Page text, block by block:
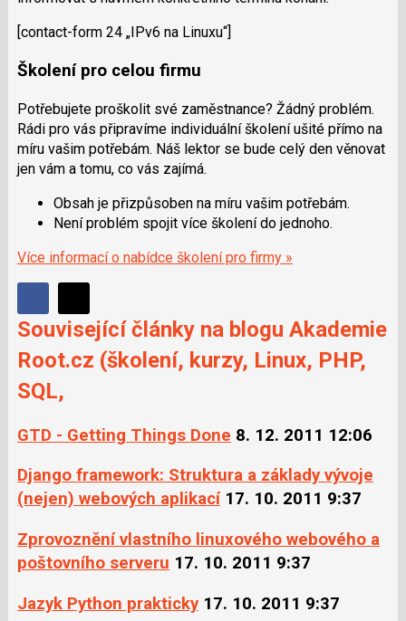
[contact-form 24 „IPv6 na Linuxu“]
Školení pro celou firmu
Potřebujete proškolit své zaměstnance? Žádný problém.
Rádi pro vás připravíme individuální školení ušité přímo na
míru vašim potřebám. Náš lektor se bude celý den věnovat
jen vám a tomu, co vás zajímá.
Obsah je přizpůsoben na míru vašim potřebám.
Není problém spojit více školení do jednoho.
Více informací o nabídce školení pro firmy »
Sdílet
Sdílejte
na
Facebooku
Sdílejte
na
síti
Související články na blogu Akademie
Root.cz (školení, kurzy, Linux, PHP,
SQL,
GTD - Getting Things Done 8. 12. 2011 12:06
Django framework: Struktura a základy vývoje
(nejen) webových aplikací 17. 10. 2011 9:37
Zprovoznění vlastního linuxového webového a
poštovního serveru 17. 10. 2011 9:37
Jazyk Python prakticky 17. 10. 2011 9:37